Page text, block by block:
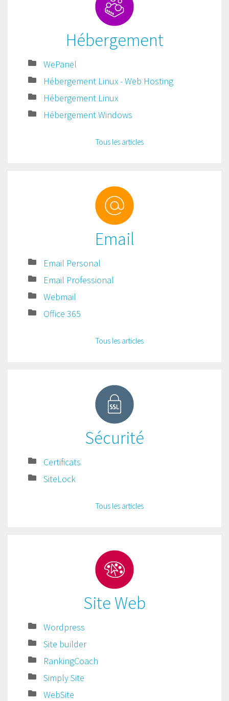
Hébergement
WePanel
Hébergement Linux - Web Hosting
Hébergement Linux
Hébergement Windows
Tous les articles
Email
Email Personal
Email Professional
Webmail
Office 365
Tous les articles
Sécurité
Certificats
SiteLock
Tous les articles
Site Web
Wordpress
Site builder
RankingCoach
Simply Site
WebSite